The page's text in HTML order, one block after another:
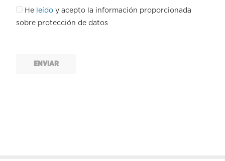
He leído y acepto la información proporcionada
sobre protección de datos
ENVIAR